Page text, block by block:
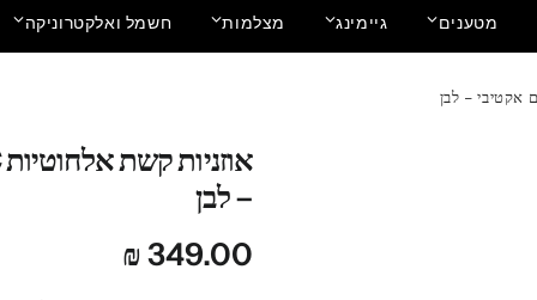
מטענים גיימינג מצלמות חשמל ואלקטרוניקה
– לבן
₪349.00